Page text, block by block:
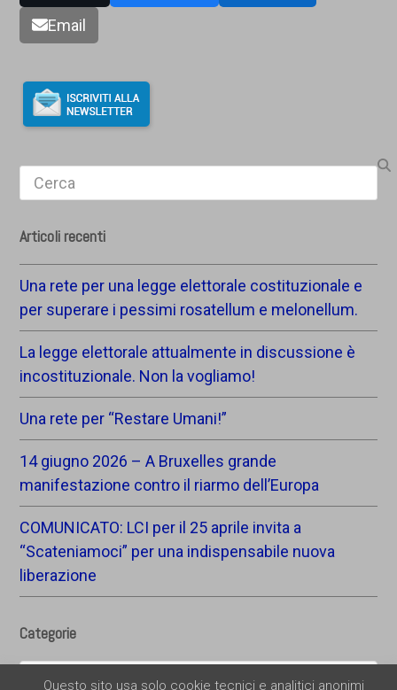
Email
Search
Articoli recenti
Una rete per una legge elettorale costituzionale e
per superare i pessimi rosatellum e melonellum.
La legge elettorale attualmente in discussione è
incostituzionale. Non la vogliamo!
Una rete per “Restare Umani!”
14 giugno 2026 – A Bruxelles grande
manifestazione contro il riarmo dell’Europa
COMUNICATO: LCI per il 25 aprile invita a
“Scateniamoci” per una indispensabile nuova
liberazione
Categorie
Questo sito usa solo cookie tecnici e analitici anonimi